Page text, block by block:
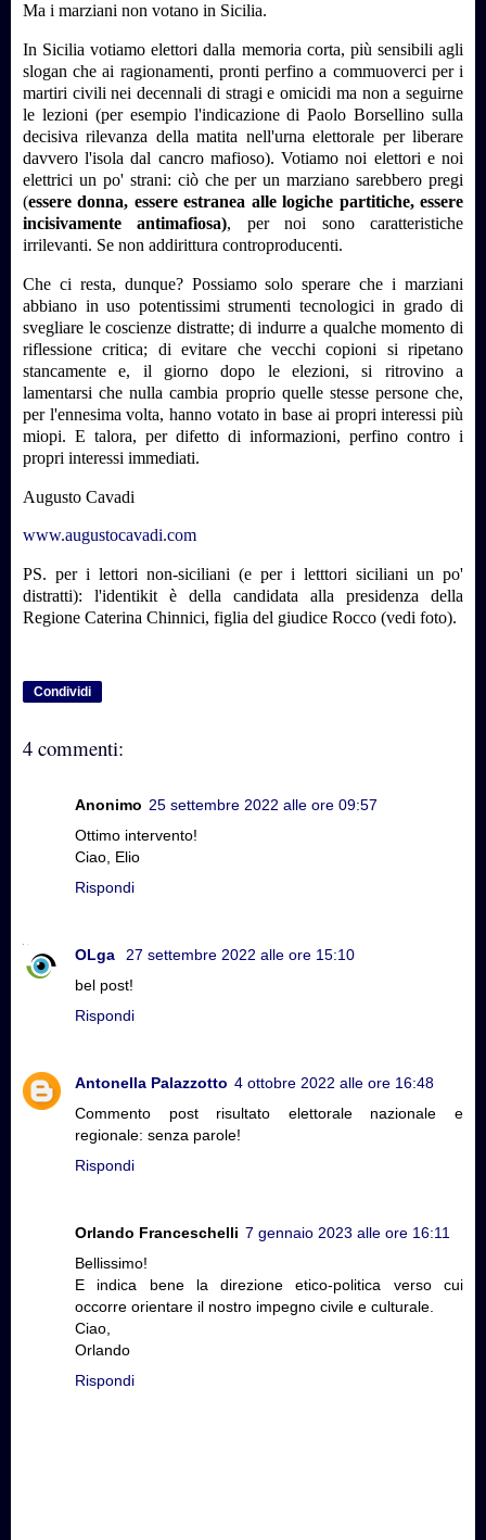
Ma i marziani non votano in Sicilia.
In Sicilia votiamo elettori dalla memoria corta, più sensibili agli
slogan che ai ragionamenti, pronti perfino a commuoverci per i
martiri civili nei decennali di stragi e omicidi ma non a seguirne
le lezioni (per esempio l'indicazione di Paolo Borsellino sulla
decisiva rilevanza della matita nell'urna elettorale per liberare
davvero l'isola dal cancro mafioso). Votiamo noi elettori e noi
elettrici un po' strani: ciò che per un marziano sarebbero pregi
(essere donna, essere estranea alle logiche partitiche, essere
incisivamente antimafiosa), per noi sono caratteristiche
irrilevanti. Se non addirittura controproducenti.
Che ci resta, dunque? Possiamo solo sperare che i marziani
abbiano in uso potentissimi strumenti tecnologici in grado di
svegliare le coscienze distratte; di indurre a qualche momento di
riflessione critica; di evitare che vecchi copioni si ripetano
stancamente e, il giorno dopo le elezioni, si ritrovino a
lamentarsi che nulla cambia proprio quelle stesse persone che,
per l'ennesima volta, hanno votato in base ai propri interessi più
miopi. E talora, per difetto di informazioni, perfino contro i
propri interessi immediati.
Augusto Cavadi
www.augustocavadi.com
PS. per i lettori non-siciliani (e per i letttori siciliani un po'
distratti): l'identikit è della candidata alla presidenza della
Regione Caterina Chinnici, figlia del giudice Rocco (vedi foto).
Condividi
4 commenti:
Anonimo 25 settembre 2022 alle ore 09:57
Ottimo intervento!
Ciao, Elio
Rispondi
OLga
27 settembre 2022 alle ore 15:10
bel post!
Rispondi
Antonella Palazzotto 4 ottobre 2022 alle ore 16:48
Commento post risultato elettorale nazionale e
regionale: senza parole!
Rispondi
Orlando Franceschelli 7 gennaio 2023 alle ore 16:11
Bellissimo!
E indica bene la direzione etico-politica verso cui
occorre orientare il nostro impegno civile e culturale.
Ciao,
Orlando
Rispondi